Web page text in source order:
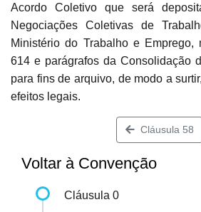
Acordo Coletivo que será
Negociações Coletivas de
Ministério do Trabalho e Emprego,
614 e parágrafos da Consolidação
para fins de arquivo, de modo a
efeitos legais.
Cláusula 58
Voltar à Convenção
Cláusula 0